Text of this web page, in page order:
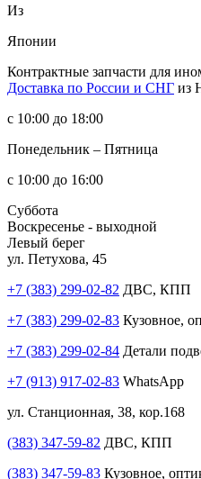
Из
Японии
Контрактные запчасти для
Доставка по России и СНГ из
с 10:00 до 18:00
Понедельник – Пятница
с 10:00 до 16:00
Суббота
Воскресенье - выходной
Левый берег
ул. Петухова, 45
+7 (383) 299-02-82 ДВС, КПП
+7 (383) 299-02-83 Кузовное,
+7 (383) 299-02-84 Детали
+7 (913) 917-02-83 WhatsApp
ул. Станционная, 38, кор.168
(383) 347-59-82 ДВС, КПП
(383) 347-59-83 Кузовное,